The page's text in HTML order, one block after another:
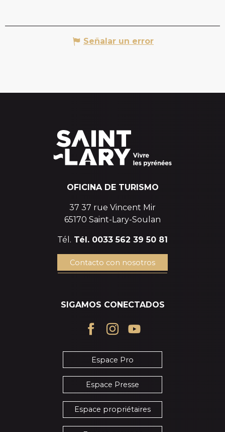
Señalar un error
OFICINA DE TURISMO
37 37 rue Vincent Mir
65170 Saint-Lary-Soulan
Tél. Tél. 0033 562 39 50 81
Contacto con nosotros
SIGAMOS CONECTADOS
Espace Pro
Espace Presse
Espace propriétaires